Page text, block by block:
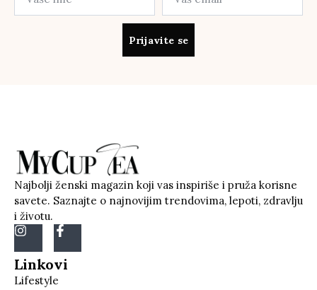
Prijavite se
Najbolji ženski magazin koji vas inspiriše i pruža korisne
savete. Saznajte o najnovijim trendovima, lepoti, zdravlju
i životu.
Linkovi
Lifestyle